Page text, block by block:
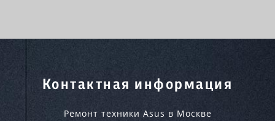
Контактная информация
Ремонт техники Asus в Москве